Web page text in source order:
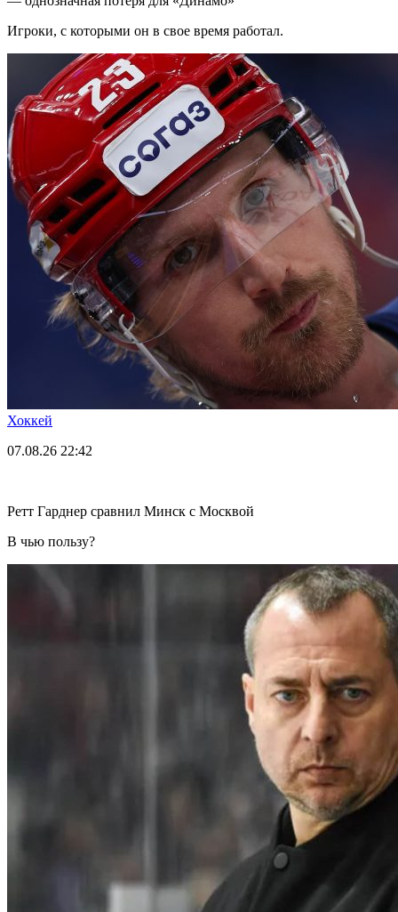
Игроки, с которыми он в свое время работал.
Хоккей
07.08.26 22:42
Ретт Гарднер сравнил Минск с Москвой
В чью пользу?